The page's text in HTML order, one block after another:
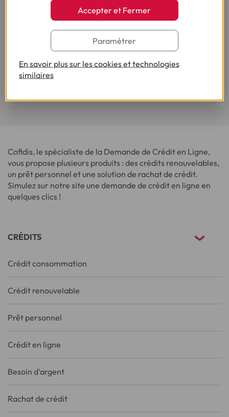
Pour votre besoin de crédit, vous trouverez chez
Cofidis le service qui fait toute la différence.
Cofidis, le spécialiste de la Demande de Crédit en Ligne,
vous propose plusieurs produits : des crédits renouvelables,
un prêt personnel et une solution de rachat de crédit.
Simulez sur notre site une demande de crédit en ligne en
quelques clics !
CRÉDITS
Crédit consommation
Crédit renouvelable
Prêt personnel
Crédit en ligne
Besoin d'argent
Rachat de crédit
Accepter et Fermer
Paramétrer
En savoir plus sur les cookies et technologies
similaires